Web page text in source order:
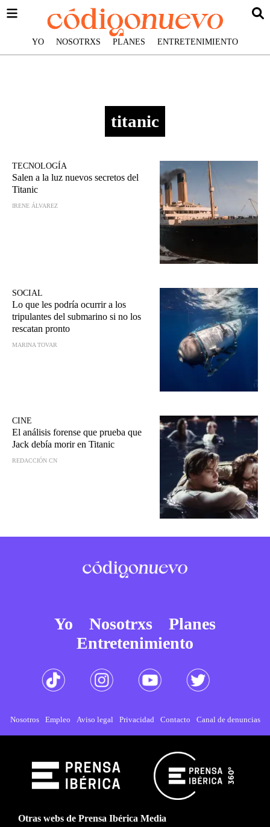
YO NOSOTRXS PLANES ENTRETENIMIENTO
titanic
TECNOLOGÍA
Salen a la luz nuevos secretos del
Titanic
IRENE ÁLVAREZ
SOCIAL
Lo que les podría ocurrir a los
tripulantes del submarino si no los
rescatan pronto
MARINA TOVAR
CINE
El análisis forense que prueba que
Jack debía morir en Titanic
REDACCIÓN CN
Yo Nosotrxs
Planes
Entretenimiento
Nosotros Empleo Aviso legal Privacidad Contacto Canal de denuncias
Otras webs de Prensa Ibérica Media